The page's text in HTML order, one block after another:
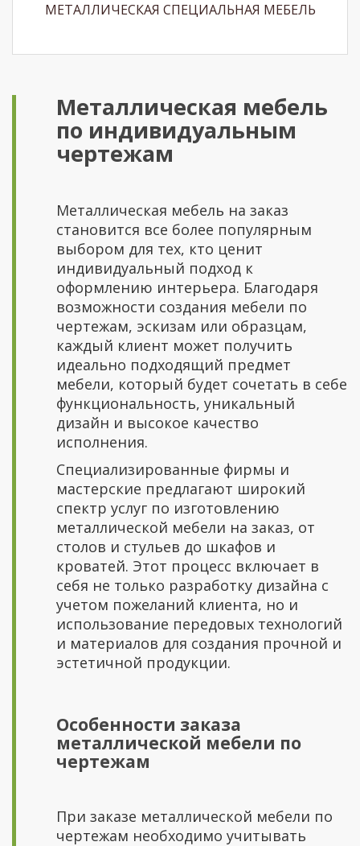
МЕТАЛЛИЧЕСКАЯ СПЕЦИАЛЬНАЯ МЕБЕЛЬ
Металлическая мебель
по индивидуальным
чертежам
Металлическая мебель на заказ
становится все более популярным
выбором для тех, кто ценит
индивидуальный подход к
оформлению интерьера. Благодаря
возможности создания мебели по
чертежам, эскизам или образцам,
каждый клиент может получить
идеально подходящий предмет
мебели, который будет сочетать в себе
функциональность, уникальный
дизайн и высокое качество
исполнения.
Специализированные фирмы и
мастерские предлагают широкий
спектр услуг по изготовлению
металлической мебели на заказ, от
столов и стульев до шкафов и
кроватей. Этот процесс включает в
себя не только разработку дизайна с
учетом пожеланий клиента, но и
использование передовых технологий
и материалов для создания прочной и
эстетичной продукции.
Особенности заказа
металлической мебели по
чертежам
При заказе металлической мебели по
чертежам необходимо учитывать